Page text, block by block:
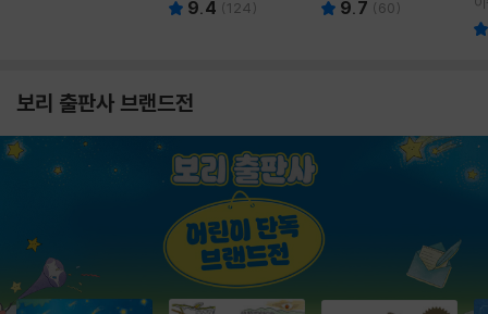
9.4 (124) 9.7 (60)
보리 출판사 브랜드전